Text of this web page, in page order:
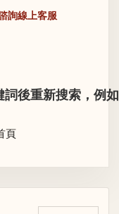
詢線上客服
後重新搜索，例
頁